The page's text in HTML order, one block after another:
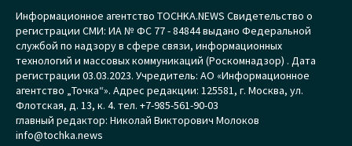
Информационное агентство TOCHKA.NEWS Свидетельство о
регистрации СМИ: ИА № ФС 77 - 84844 выдано Федеральной
службой по надзору в сфере связи, информационных
технологий и массовых коммуникаций (Роскомнадзор) . Дата
регистрации 03.03.2023. Учредитель: АО «Информационное
агентство „Точка“». Адрес редакции: 125581, г. Москва, ул.
Флотская, д. 13, к. 4. тел. +7-985-561-90-03
главный редактор: Николай Викторович Молоков
info@tochka.news